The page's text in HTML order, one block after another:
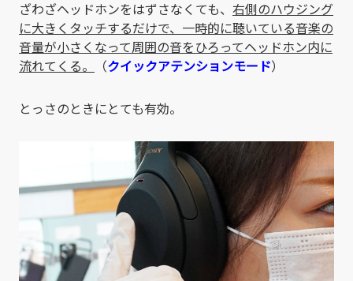
ざわざヘッドホンをはずさなくても、 右側のハウジング
に大きくタッチするだけで、一時的に聴いている音楽の
音量が小さくなって周囲の音をひろってヘッドホン内に
流れてくる。
（クイックアテンションモード）
とっさのときにとても有効。